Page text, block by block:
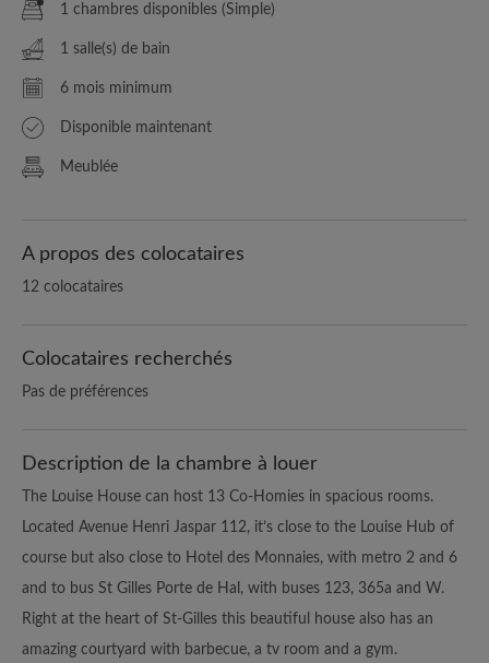
1 chambres disponibles (Simple)
1 salle(s) de bain
6 mois minimum
Disponible maintenant
Meublée
A propos des colocataires
12 colocataires
Colocataires recherchés
Pas de préférences
Description de la chambre à louer
The Louise House can host 13 Co-Homies in spacious rooms.
Located Avenue Henri Jaspar 112, it’s close to the Louise Hub of
course but also close to Hotel des Monnaies, with metro 2 and 6
and to bus St Gilles Porte de Hal, with buses 123, 365a and W.
Right at the heart of St-Gilles this beautiful house also has an
amazing courtyard with barbecue, a tv room and a gym.